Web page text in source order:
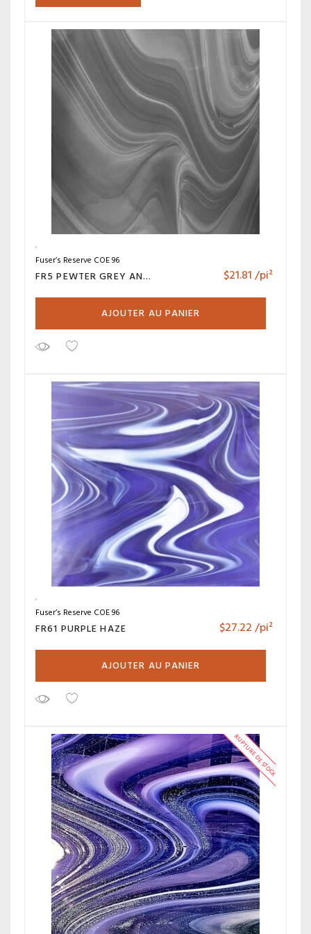
Fuser’s Reserve COE 96
FR5 PEWTER GREY AND OPAL $21.81/pi²
AJOUTER AU PANIER
Fuser’s Reserve COE 96
FR61 PURPLE HAZE $27.22/pi²
AJOUTER AU PANIER
RUPTURE DE STOCK